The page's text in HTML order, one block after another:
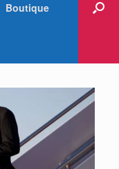
Boutique